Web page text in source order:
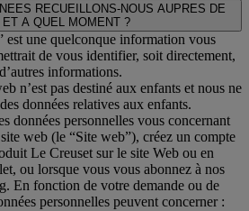
RECUEILLONS-NOUS AUPRES DE
A QUEL MOMENT ?
est une quelconque information vous
de vous identifier, soit directement,
informations.
n’est pas destiné aux enfants et nous ne
données relatives aux enfants.
données personnelles vous concernant
web (le “Site web”), créez un compte
Le Creuset sur le site Web ou en
ou lorsque vous vous abonnez à nos
En fonction de votre demande ou de
personnelles peuvent concerner :